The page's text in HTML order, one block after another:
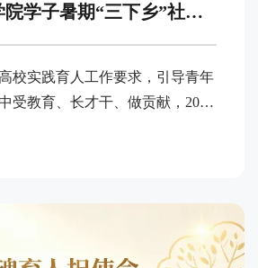
学子暑期“三下乡”社会
校实践育人工作要求，引导青年
受教育、长才干、做贡献，2026
会实践活动。